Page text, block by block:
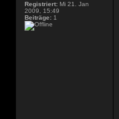
Registriert: Mi 21. Jan
2009, 15:49
Beiträge: 1